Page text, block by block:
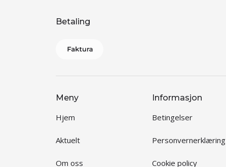
Betaling
Meny
Hjem
Aktuelt
Om oss
Informasjon
Betingelser
Personvernerklæring
Cookie policy